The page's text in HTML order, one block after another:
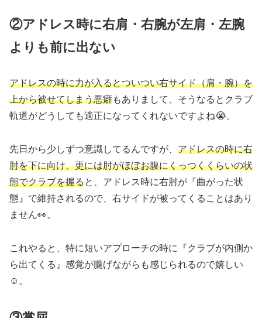
②アドレス時に右肩・右腕が左肩・左腕
よりも前に出ない
アドレスの時に力が入るとついつい右サイド（肩・腕）を
上から被せてしまう悪癖もありまして、そうなるとクラブ
軌道がどうしても適正になってくれないですよね😭。
先日から少しずつ意識してるんですが、 アドレスの時に右
肘を下に向け、更には肘がほぼお腹にくっつくくらいの状
態でクラブを握ると、アドレス時に右肘が『曲がった状
態』で維持されるので、右サイドが被ってくることはあり
ません👀。
これやると、特に短いアプローチの時に『クラブが内側か
ら出てくる』感覚が朧げながらも感じられるので嬉しい
☺️。